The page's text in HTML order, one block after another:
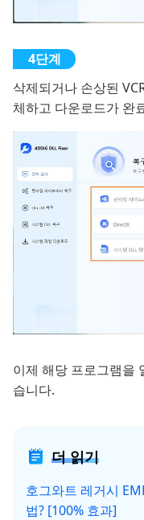
삭제되거나 손상된
체하고 다운로드가 완
이제 해당 프로그램을
습니다.
더 읽기
호그와트 레거시
법? [100% 효과]